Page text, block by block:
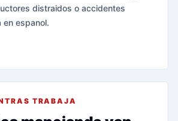
distraidos o accidentes
en espanol.
TRABAJA